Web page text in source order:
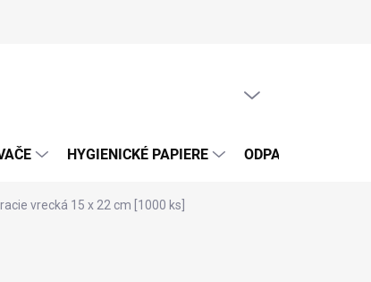
HYGIENICKÉ PAPIERE ODPADOVÉ VRECIA
vrecká 15 x 22 cm [1000 ks]